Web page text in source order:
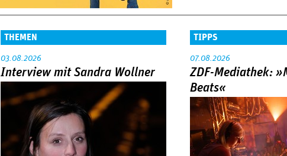
THEMEN
03.08.2026
Interview mit Sandra Wollner
TIPPS
07.08.2026
ZDF-Mediathek:
Beats«